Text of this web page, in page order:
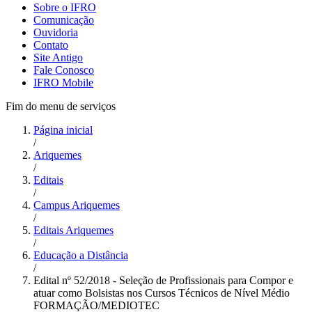
Sobre o IFRO
Comunicação
Ouvidoria
Contato
Site Antigo
Fale Conosco
IFRO Mobile
Fim do menu de serviços
Página inicial
/
Ariquemes
/
Editais
/
Campus Ariquemes
/
Editais Ariquemes
/
Educação a Distância
/
Edital nº 52/2018 - Seleção de Profissionais para Compor e
atuar como Bolsistas nos Cursos Técnicos de Nível Médio
FORMAÇÃO/MEDIOTEC